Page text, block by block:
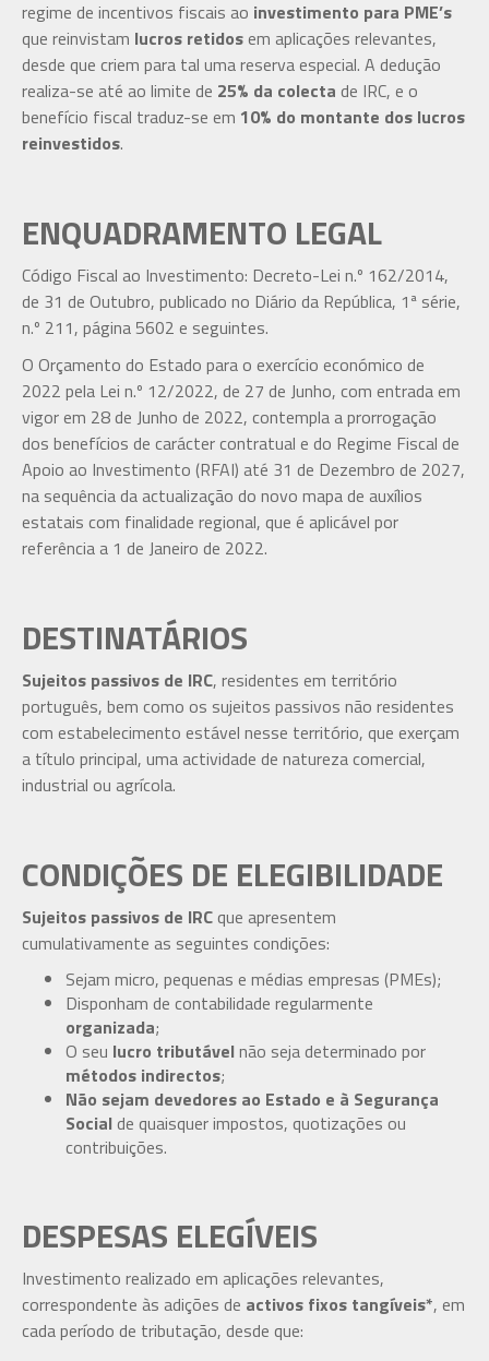
regime de incentivos fiscais ao investimento para PME’s
que reinvistam lucros retidosem aplicações relevantes,
desde que criem para tal uma reserva especial. A dedução
realiza-se até ao limite de 25% da colecta de IRC, e o
benefício fiscal traduz-se em 10% do montante dos lucros
reinvestidos.
ENQUADRAMENTO LEGAL
Código Fiscal ao Investimento: Decreto-Lei n.º 162/2014,
de 31 de Outubro, publicado no Diário da República, 1ª série,
n.º 211, página 5602 e seguintes.
O Orçamento do Estado para o exercício económico de
2022 pela Lei n.º 12/2022, de 27 de Junho, com entrada em
vigor em 28 de Junho de 2022, contempla a prorrogação
dos benefícios de carácter contratual e do Regime Fiscal de
Apoio ao Investimento (RFAI) até 31 de Dezembro de 2027,
na sequência da actualização do novo mapa de auxílios
estatais com finalidade regional, que é aplicável por
referência a 1 de Janeiro de 2022.
DESTINATÁRIOS
Sujeitos passivos de IRC, residentes em território
português, bem como os sujeitos passivos não residentes
com estabelecimento estável nesse território, que exerçam
a título principal, uma actividade de natureza comercial,
industrial ou agrícola.
CONDIÇÕES DE ELEGIBILIDADE
Sujeitos passivos de IRCque apresentem
cumulativamente as seguintes condições:
Sejam micro, pequenas e médias empresas (PMEs);
Disponham de contabilidade regularmente
organizada;
O seu lucro tributávelnão seja determinado por
métodos indirectos;
Não sejam devedores ao Estado e à Segurança
Socialde quaisquer impostos, quotizações ou
contribuições.
DESPESAS ELEGÍVEIS
Investimento realizado em aplicações relevantes,
correspondente às adições de activos fixos tangíveis*, em
cada período de tributação, desde que: